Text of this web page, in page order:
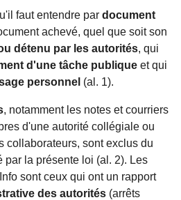
faut entendre par document
achevé, quel que soit son
détenu par les autorités, qui
d'une tâche publique et qui
personnel (al. 1).
, notamment les notes et courriers
d'une autorité collégiale ou
collaborateurs, sont exclus du
par la présente loi (al. 2). Les
sont ceux qui ont un rapport
des autorités (arrêts